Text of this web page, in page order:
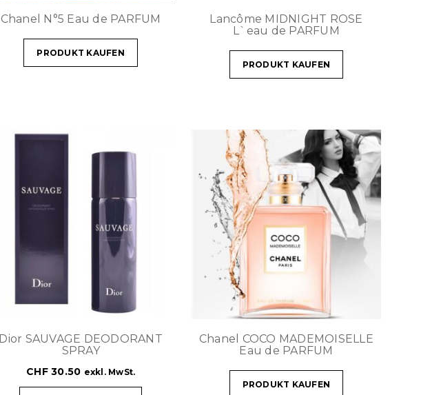
Chanel N°5 Eau de PARFUM
PRODUKT KAUFEN
Lancôme MIDNIGHT ROSE
L`eau de PARFUM
PRODUKT KAUFEN
Dior SAUVAGE DEODORANT
SPRAY
CHF30.50 exkl. MwSt.
Chanel COCO MADEMOISELLE
Eau de PARFUM
PRODUKT KAUFEN